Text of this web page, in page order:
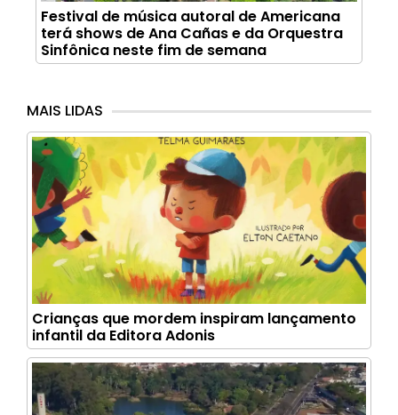
Festival de música autoral de Americana
terá shows de Ana Cañas e da Orquestra
Sinfônica neste fim de semana
MAIS LIDAS
Crianças que mordem inspiram lançamento
infantil da Editora Adonis